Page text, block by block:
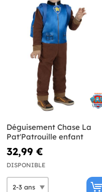
Déguisement Chase La
Pat'Patrouille enfant
32,99 €
DISPONIBLE